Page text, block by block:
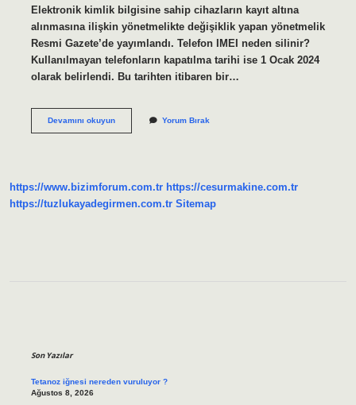
Elektronik kimlik bilgisine sahip cihazların kayıt altına
alınmasına ilişkin yönetmelikte değişiklik yapan yönetmelik
Resmi Gazete’de yayımlandı. Telefon IMEI neden silinir?
Kullanılmayan telefonların kapatılma tarihi ise 1 Ocak 2024
olarak belirlendi. Bu tarihten itibaren bir…
Devamını okuyunImei
Yorum Bırak
https://www.bizimforum.com.tr https://cesurmakine.com.tr
https://tuzlukayadegirmen.com.tr Sitemap
Son Yazılar
Tetanoz iğnesi nereden vuruluyor ?
Ağustos 8, 2026